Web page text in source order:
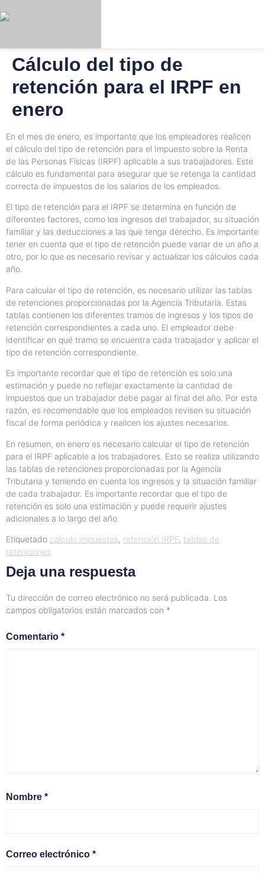
Registrar
Cálculo del tipo de
retención para el IRPF en
enero
En el mes de enero, es importante que los empleadores realicen
el cálculo del tipo de retención para el Impuesto sobre la Renta
de las Personas Físicas (IRPF) aplicable a sus trabajadores. Este
cálculo es fundamental para asegurar que se retenga la cantidad
correcta de impuestos de los salarios de los empleados.
El tipo de retención para el IRPF se determina en función de
diferentes factores, como los ingresos del trabajador, su situación
familiar y las deducciones a las que tenga derecho. Es importante
tener en cuenta que el tipo de retención puede variar de un año a
otro, por lo que es necesario revisar y actualizar los cálculos cada
año.
Para calcular el tipo de retención, es necesario utilizar las tablas
de retenciones proporcionadas por la Agencia Tributaria. Estas
tablas contienen los diferentes tramos de ingresos y los tipos de
retención correspondientes a cada uno. El empleador debe
identificar en qué tramo se encuentra cada trabajador y aplicar el
tipo de retención correspondiente.
Es importante recordar que el tipo de retención es solo una
estimación y puede no reflejar exactamente la cantidad de
impuestos que un trabajador debe pagar al final del año. Por esta
razón, es recomendable que los empleados revisen su situación
fiscal de forma periódica y realicen los ajustes necesarios.
En resumen, en enero es necesario calcular el tipo de retención
para el IRPF aplicable a los trabajadores. Esto se realiza utilizando
las tablas de retenciones proporcionadas por la Agencia
Tributaria y teniendo en cuenta los ingresos y la situación familiar
de cada trabajador. Es importante recordar que el tipo de
retención es solo una estimación y puede requerir ajustes
adicionales a lo largo del año.
Etiquetado cálculo impuestos, retención IRPF, tablas de
retenciones
Deja una respuesta
Tu dirección de correo electrónico no será publicada. Los
campos obligatorios están marcados con *
Comentario *
Nombre *
Correo electrónico *